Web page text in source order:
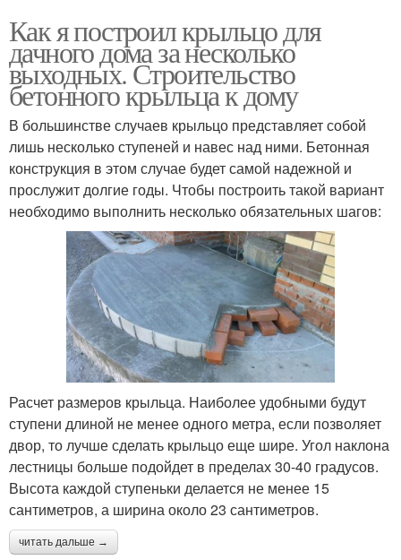
Как я построил крыльцо для
дачного дома за несколько
выходных. Строительство
бетонного крыльца к дому
В большинстве случаев крыльцо представляет собой
лишь несколько ступеней и навес над ними. Бетонная
конструкция в этом случае будет самой надежной и
прослужит долгие годы. Чтобы построить такой вариант
необходимо выполнить несколько обязательных шагов:
Расчет размеров крыльца. Наиболее удобными будут
ступени длиной не менее одного метра, если позволяет
двор, то лучше сделать крыльцо еще шире. Угол наклона
лестницы больше подойдет в пределах 30-40 градусов.
Высота каждой ступеньки делается не менее 15
сантиметров, а ширина около 23 сантиметров.
читать дальше →